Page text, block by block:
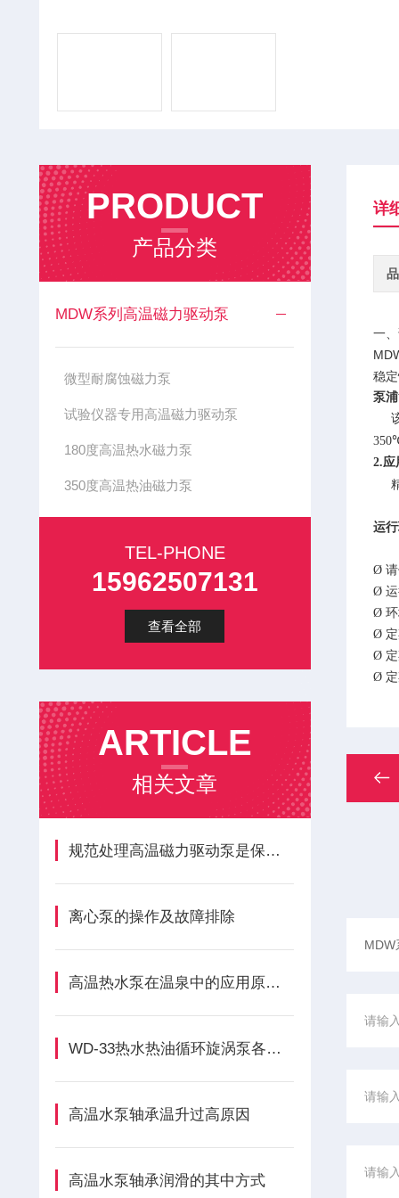
PRODUCT
产品分类
MDW系列高温磁力驱动泵
微型耐腐蚀磁力泵
试验仪器专用高温磁力驱动泵
180度高温热水磁力泵
350度高温热油磁力泵
TEL-PHONE
15962507131
查看全部
ARTICLE
相关文章
规范处理高温磁力驱动泵是保障长期安全运行的关键
离心泵的操作及故障排除
高温热水泵在温泉中的应用原理介绍
WD-33热水热油循环旋涡泵各组成部件的功能特点分享
高温水泵轴承温升过高原因
高温水泵轴承润滑的其中方式
详
一
稳
泵
该
350
2.应
运
Ø
Ø
Ø
Ø
Ø
Ø